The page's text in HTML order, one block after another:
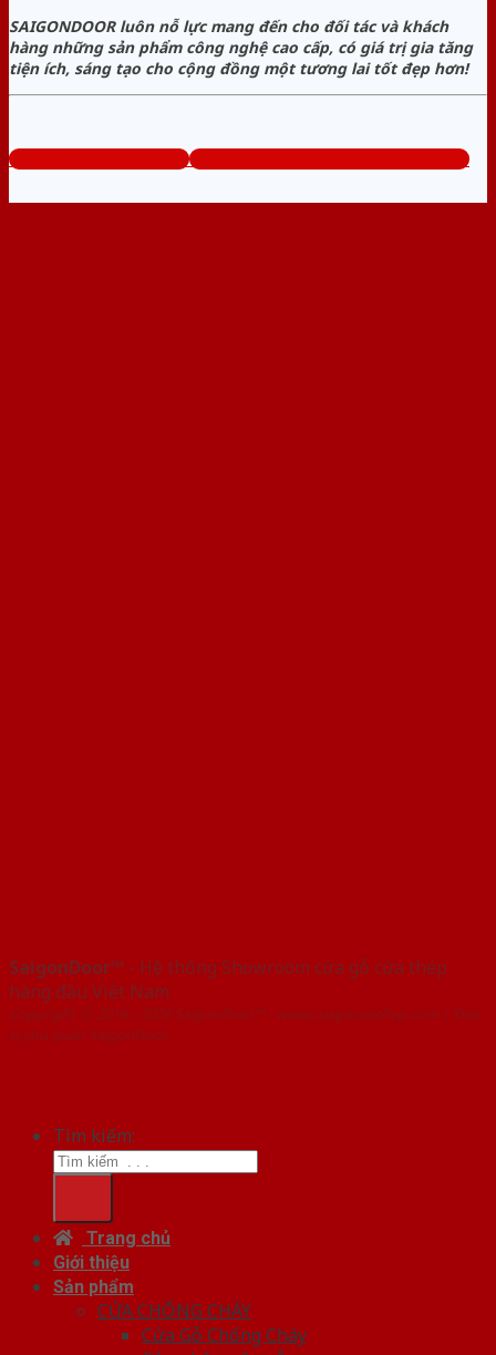
SAIGONDOOR luôn nỗ lực mang đến cho đối tác và khách
hàng những sản phẩm công nghệ cao cấp, có giá trị gia tăng
tiện ích, sáng tạo cho cộng đồng một tương lai tốt đẹp hơn!
www.cuagocuathep.com Tổng đài tư vấn miễn phí: 0824.400.400
SaigonDoor™ - Hệ thống Showroom cửa gỗ cửa thép
hàng đầu Việt Nam
Copyright ⓒ 2016 – 2026 SaigonDoor™ - www.cuagocuathep.com | Đơn
vị chủ quản SaigonDoor
Tìm kiếm:
Trang chủ
Giới thiệu
Sản phẩm
CỬA CHỐNG CHÁY
Cửa Gỗ Chống Cháy